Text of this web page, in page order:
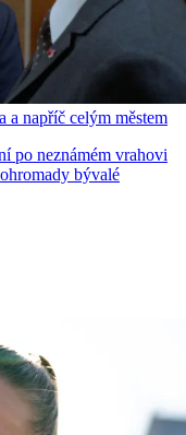
a napříč celým městem
po neznámém vrahovi
bývalé